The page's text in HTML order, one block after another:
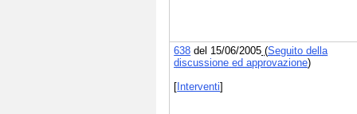
638 del 15/06/2005 (Seguito della
discussione ed approvazione)
[Interventi]